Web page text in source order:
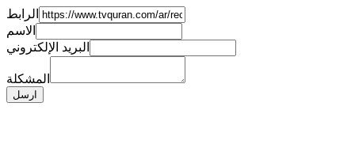
الرابط
الاسم
البريد الإلكتروني
المشكلة
ارسل